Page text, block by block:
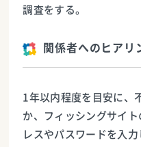
調査をする。
関係者へのヒアリ
1年以内程度を目安に、
か、フィッシングサイ
レスやパスワードを入